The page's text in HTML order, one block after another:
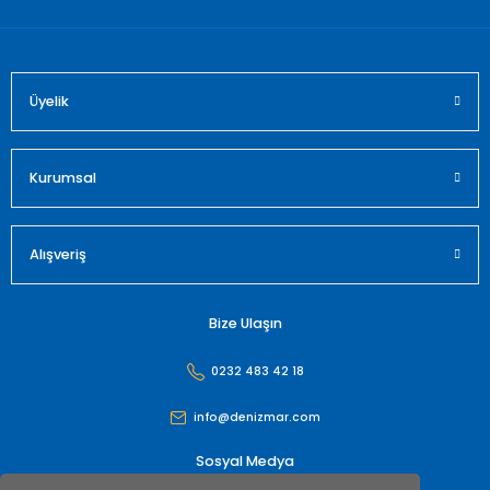
Üyelik
Kurumsal
Alışveriş
Bize Ulaşın
0232 483 42 18
info@denizmar.com
Sosyal Medya